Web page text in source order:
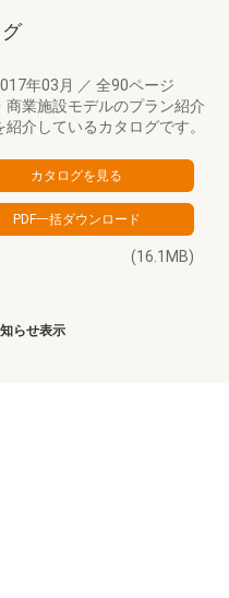
年03月 ／ 全90ページ
業施設モデルのプラン紹介
介しているカタログです。
(16.1MB)
らせ表示